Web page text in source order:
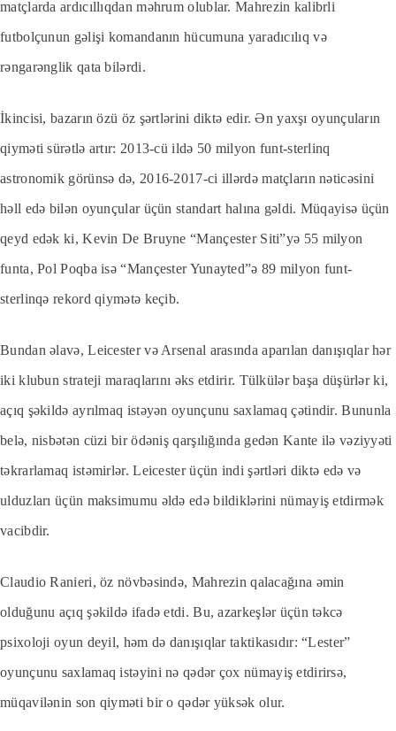
matçlarda ardıcıllıqdan məhrum olublar. Mahrezin kalibrli
futbolçunun gəlişi komandanın hücumuna yaradıcılıq və
rəngarənglik qata bilərdi.
İkincisi, bazarın özü öz şərtlərini diktə edir. Ən yaxşı oyunçuların
qiyməti sürətlə artır: 2013-cü ildə 50 milyon funt-sterlinq
astronomik görünsə də, 2016-2017-ci illərdə matçların nəticəsini
həll edə bilən oyunçular üçün standart halına gəldi. Müqayisə üçün
qeyd edək ki, Kevin De Bruyne “Mançester Siti”yə 55 milyon
funta, Pol Poqba isə “Mançester Yunayted”ə 89 milyon funt-
sterlinqə rekord qiymətə keçib.
Bundan əlavə, Leicester və Arsenal arasında aparılan danışıqlar hər
iki klubun strateji maraqlarını əks etdirir. Tülkülər başa düşürlər ki,
açıq şəkildə ayrılmaq istəyən oyunçunu saxlamaq çətindir. Bununla
belə, nisbətən cüzi bir ödəniş qarşılığında gedən Kante ilə vəziyyəti
təkrarlamaq istəmirlər. Leicester üçün indi şərtləri diktə edə və
ulduzları üçün maksimumu əldə edə bildiklərini nümayiş etdirmək
vacibdir.
Claudio Ranieri, öz növbəsində, Mahrezin qalacağına əmin
olduğunu açıq şəkildə ifadə etdi. Bu, azarkeşlər üçün təkcə
psixoloji oyun deyil, həm də danışıqlar taktikasıdır: “Lester”
oyunçunu saxlamaq istəyini nə qədər çox nümayiş etdirirsə,
müqavilənin son qiyməti bir o qədər yüksək olur.